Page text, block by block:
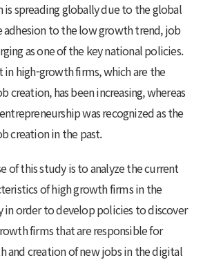
is spreading globally due to the global
adhesion to the low growth trend, job
as one of the key national policies.
in high-growth firms, which are the
creation, has been increasing, whereas
was recognized as the
creation in the past.
of this study is to analyze the current
of high growth firms in the
in order to develop policies to discover
firms that are responsible for
and creation of new jobs in the digital